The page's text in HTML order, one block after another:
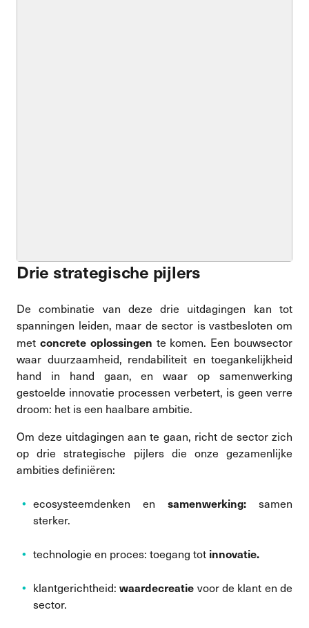
Drie strategische pijlers
De combinatie van deze drie uitdagingen kan tot
spanningen leiden, maar de sector is vastbesloten om
met concrete oplossingen te komen. Een bouwsector
waar duurzaamheid, rendabiliteit en toegankelijkheid
hand in hand gaan, en waar op samenwerking
gestoelde innovatie processen verbetert, is geen verre
droom: het is een haalbare ambitie.
Om deze uitdagingen aan te gaan, richt de sector zich
op drie strategische pijlers die onze gezamenlijke
ambities definiëren:
ecosysteemdenken en samenwerking: samen
sterker.
technologie en proces: toegang tot innovatie.
klantgerichtheid:waardecreatie voor de klant en de
sector.